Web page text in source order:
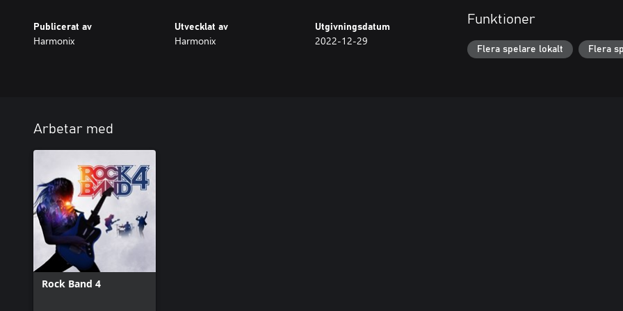
Publicerat av
Harmonix
Utvecklat av
Harmonix
Utgivningsdatum
2022-12-29
Funktioner
Flera spelare lokalt Flera
Arbetar med
Rock Band 4